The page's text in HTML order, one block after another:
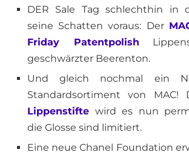
DER Sale Tag schlechthin in
seine Schatten voraus: Der
Friday Patentpolish
geschwärzter Beerenton.
Und gleich nochmal ein
Standardsortiment von MAC!
Lippenstifte wird es nun
die Glosse sind limitiert.
Eine neue Chanel Foundation